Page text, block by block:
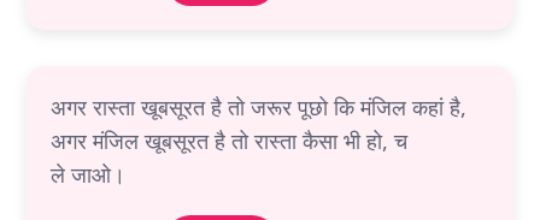
अगर रास्ता खूबसूरत है तो जरूर पूछो कि मंजिल कहां है,
अगर मंजिल खूबसूरत है तो रास्ता कैसा भी हो, च
ले जाओ।